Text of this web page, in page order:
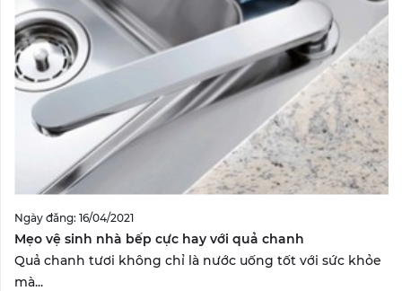
Ngày đăng: 16/04/2021
Mẹo vệ sinh nhà bếp cực hay với quả chanh
Quả chanh tươi không chỉ là nước uống tốt với sức khỏe
mà...